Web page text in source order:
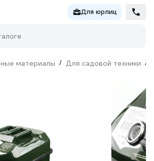
Для юрлиц
материалы / Для садовой техники /